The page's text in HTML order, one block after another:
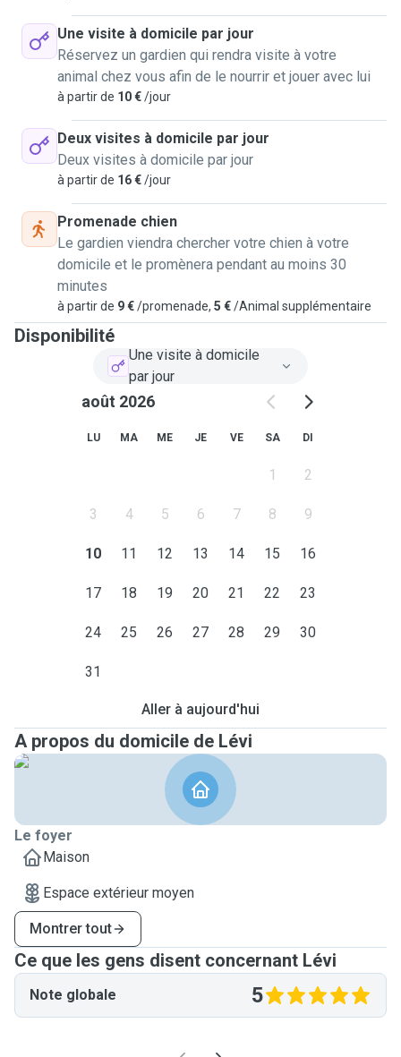
Une visite à domicile par jour
Réservez un gardien qui rendra visite à votre
animal chez vous afin de le nourrir et jouer avec lui
à partir de 10 €/jour
Deux visites à domicile par jour
Deux visites à domicile par jour
à partir de 16 €/jour
Promenade chien
Le gardien viendra chercher votre chien à votre
domicile et le promènera pendant au moins 30
minutes
à partir de 9 €/promenade, 5 €/Animal supplémentaire
Disponibilité
Une visite à domicile
par jour
août 2026
LU MA ME JE VE SA DI
1 2
3 4 5 6 7 8 9
10 11 12 13 14 15 16
17 18 19 20 21 22 23
24 25 26 27 28 29 30
31
Aller à aujourd'hui
A propos du domicile de Lévi
Le foyer
Maison
Espace extérieur moyen
Montrer tout
Ce que les gens disent concernant Lévi
Note globale 5